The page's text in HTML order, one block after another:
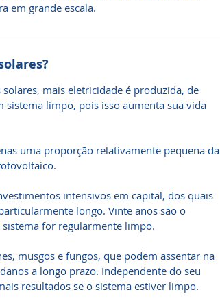
em grande escala.
mais eletricidade é produzida, de
sistema limpo, pois isso aumenta sua vida
uma proporção relativamente pequena da
intensivos em capital, dos quais
longo. Vinte anos são o
for regularmente limpo.
musgos e fungos, que podem assentar na
a longo prazo. Independente do seu
resultados se o sistema estiver limpo.